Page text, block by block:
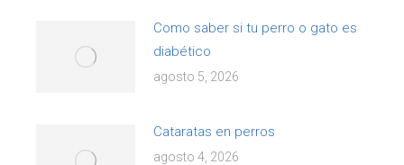
Como saber si tu perro o gato es
diabético
agosto 5, 2026
Cataratas en perros
agosto 4, 2026